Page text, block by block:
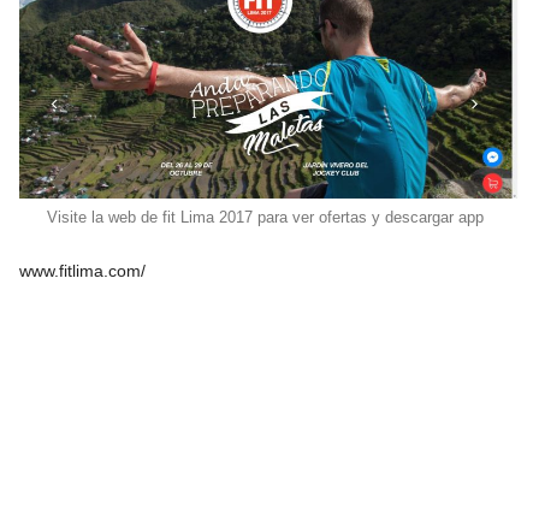
Visite la web de fit Lima 2017 para ver ofertas y descargar app
www.fitlima.com/